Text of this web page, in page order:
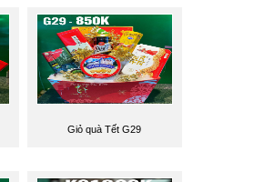
Giỏ quà Tết G29